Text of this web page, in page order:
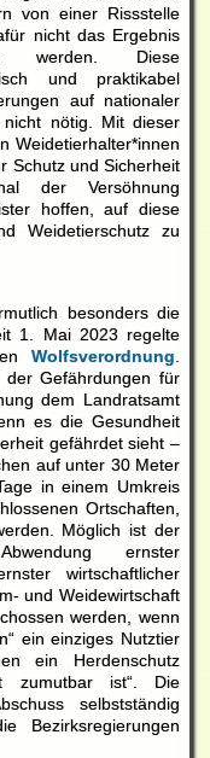
von einer Rissstelle
nicht das Ergebnis
werden. Diese
und praktikabel
auf nationaler
nötig. Mit dieser
Weidetierhalter*innen
Schutz und Sicherheit
der Versöhnung
hoffen, auf diese
Weidetierschutz zu
besonders die
1. Mai 2023 regelte
Wolfsverordnung
der Gefährdungen für
dem Landratsamt
es die Gesundheit
gefährdet sieht –
auf unter 30 Meter
in einem Umkreis
Ortschaften,
Möglich ist der
ernster
wirtschaftlicher
und Weidewirtschaft
werden, wenn
ein einziges Nutztier
ein Herdenschutz
zumutbar ist“. Die
selbstständig
Bezirksregierungen